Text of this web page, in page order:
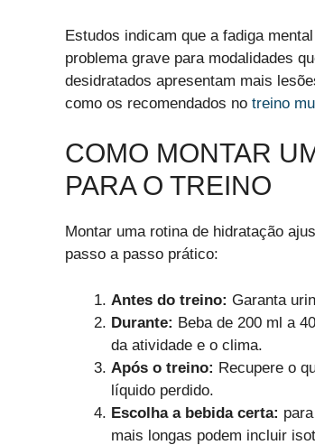
Estudos indicam que a fadiga
problema grave para modalidades
desidratados apresentam mais
como os recomendados no treino
COMO MONTAR
PARA O TREINO
Montar uma rotina de hidratação
passo a passo prático:
Antes do treino: Garanta
Durante: Beba de 200 ml a
da atividade e o clima.
Após o treino: Recupere o
líquido perdido.
Escolha a bebida certa:
mais longas podem incluir